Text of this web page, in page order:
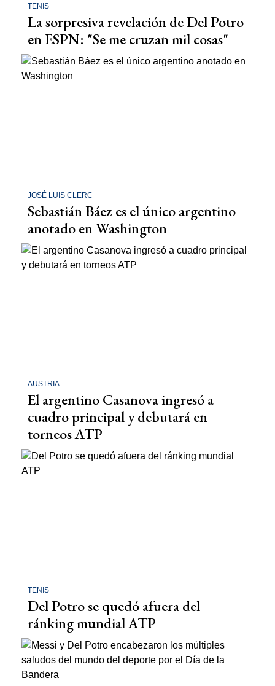
TENIS
La sorpresiva revelación de Del Potro
en ESPN: "Se me cruzan mil cosas"
JOSÉ LUIS CLERC
Sebastián Báez es el único argentino
anotado en Washington
AUSTRIA
El argentino Casanova ingresó a
cuadro principal y debutará en
torneos ATP
TENIS
Del Potro se quedó afuera del
ránking mundial ATP